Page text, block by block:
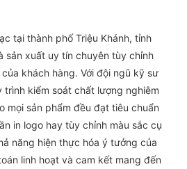
tại thành phố Triệu Khánh, tỉnh
sản xuất uy tín chuyên tùy chỉnh
khách hàng. Với đội ngũ kỹ sư
kiểm soát chất lượng nghiêm
mọi sản phẩm đều đạt tiêu chuẩn
in logo hay tùy chỉnh màu sắc cụ
năng hiện thực hóa ý tưởng của
linh hoạt và cam kết mang đến